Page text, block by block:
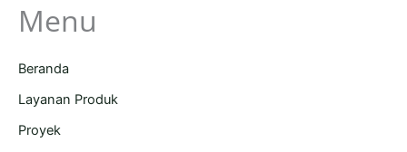
Menu
Beranda
Layanan Produk
Proyek